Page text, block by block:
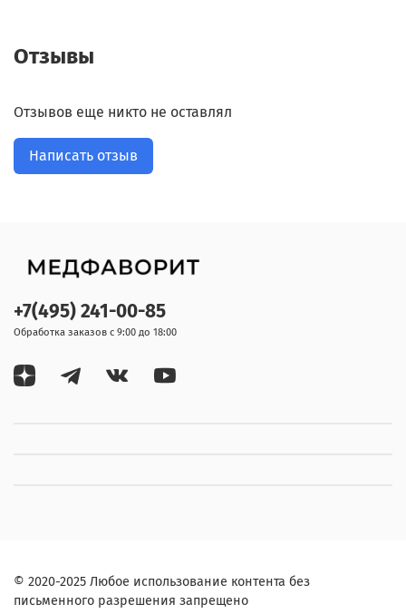
Отзывы
Отзывов еще никто не оставлял
Написать отзыв
+7(495) 241-00-85
Обработка заказов с 9:00 до 18:00
© 2020-2025 Любое использование контента без
письменного разрешения запрещено